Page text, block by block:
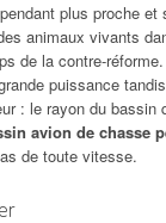
plus proche et
animaux vivants
de la contre-réforme.
puissance
: le rayon du bassin
avion de chasse
de toute vitesse.